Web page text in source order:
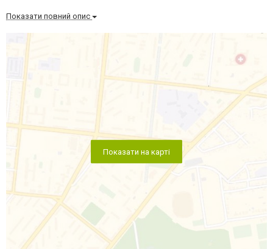
Показати повний опис
Показати на карті